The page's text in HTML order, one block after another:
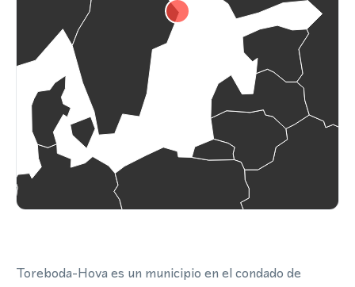
Toreboda-Hova es un municipio en el condado de